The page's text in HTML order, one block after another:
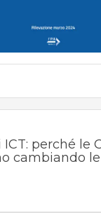
ICT: perché le
cambiando